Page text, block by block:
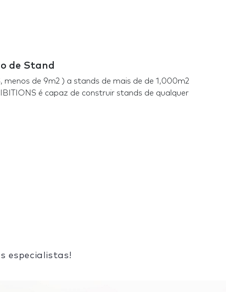
de Stand
menos de 9m2 ) a stands de mais de de 1,000m2
é capaz de construir stands de qualquer
especialistas!